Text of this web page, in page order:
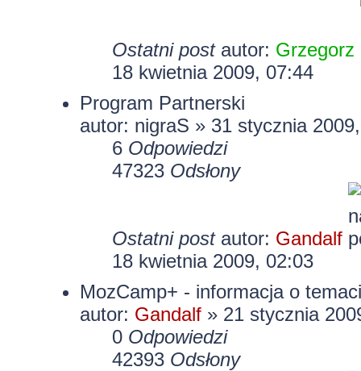
Ostatni post autor: Grzegorz
18 kwietnia 2009, 07:44
Program Partnerski
autor: nigraS » 31 stycznia
6 Odpowiedzi
47323 Odsłony
Ostatni post autor: Gandalf
18 kwietnia 2009, 02:03
MozCamp+ - informacja o
autor: Gandalf» 21 stycznia
0 Odpowiedzi
42393 Odsłony